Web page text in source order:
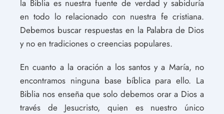
la Biblia es nuestra fuente de verdad y sabiduría
en todo lo relacionado con nuestra fe cristiana.
Debemos buscar respuestas en la Palabra de Dios
y no en tradiciones o creencias populares.
En cuanto a la oración a los santos y a María, no
encontramos ninguna base bíblica para ello. La
Biblia nos enseña que solo debemos orar a Dios a
través de Jesucristo, quien es nuestro único